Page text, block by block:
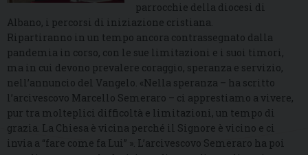
parrocchie della diocesi di
Albano, i percorsi di iniziazione cristiana.
Ripartiranno in un tempo ancora contrassegnato dalla
pandemia in corso, con le sue limitazioni e i suoi timori,
ma in cui devono prevalere coraggio, speranza e servizio,
nell’annuncio del Vangelo. «Nella speranza – ha scritto
l’arcivescovo Marcello Semeraro – ci apprestiamo a vivere,
pur tra molteplici difficoltà e limitazioni, un tempo di
grazia. La Chiesa è vicina perché il Signore è vicino e ci
invia a “fare come fa Lui” ». L’arcivescovo Semeraro ha poi